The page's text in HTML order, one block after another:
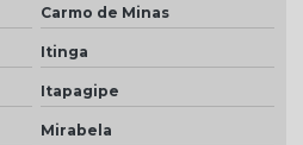
Carmo de Minas
Itinga
Itapagipe
Mirabela